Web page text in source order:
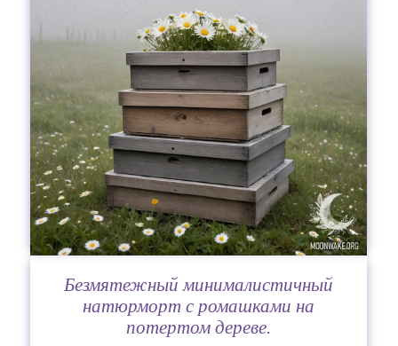
Безмятежный минималистичный
натюрморт с ромашками на
потертом дереве.